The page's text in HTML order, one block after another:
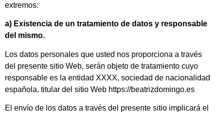
extremos:
a) Existencia de un tratamiento de datos y responsable
del mismo.
Los datos personales que usted nos proporciona a través
del presente sitio Web, serán objeto de tratamiento cuyo
responsable es la entidad XXXX, sociedad de nacionalidad
española, titular del sitio Web https://beatrizdomingo.es
El envío de los datos a través del presente sitio implicará el